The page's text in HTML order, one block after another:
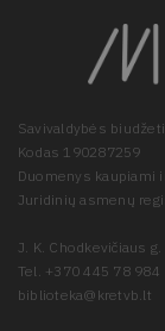
Savivaldybės
Kodas 190287259
Duomenys kaupiami
Juridinių asmenų
J. K. Chodkevičiaus
Tel. +370 445 78 984
biblioteka@kretvb.lt